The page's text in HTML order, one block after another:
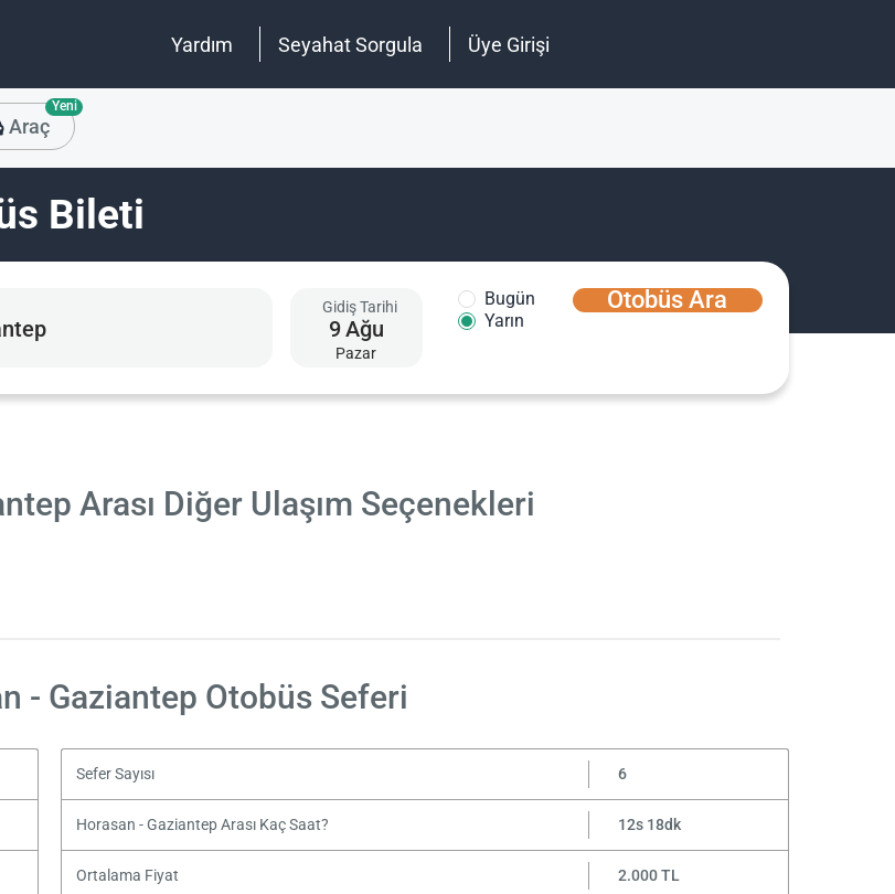
Yardım Seyahat Sorgula Üye Girişi
Araç
Yeni
Bileti
Gidiş Tarihi
9Ağu
Pazar
Bugün
Yarın
Otobüs Ara
Arası Diğer Ulaşım Seçenekleri
- Gaziantep Otobüs Seferi
Sefer Sayısı 6
Horasan - Gaziantep Arası Kaç Saat? 12s 18dk
Ortalama Fiyat 2.000 TL